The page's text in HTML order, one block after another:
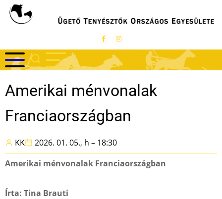
Ugrás
Amerikai ménvonalak
Franciaországban
KK
2026. 01. 05., h – 18:30
Amerikai ménvonalak Franciaországban
Írta: Tina Brauti